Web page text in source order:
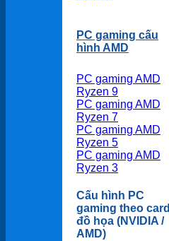
PC gaming cấu
hình AMD
PC gaming AMD
Ryzen 9
PC gaming AMD
Ryzen 7
PC gaming AMD
Ryzen 5
PC gaming AMD
Ryzen 3
Cấu hình PC
gaming theo card
đồ họa (NVIDIA /
AMD)